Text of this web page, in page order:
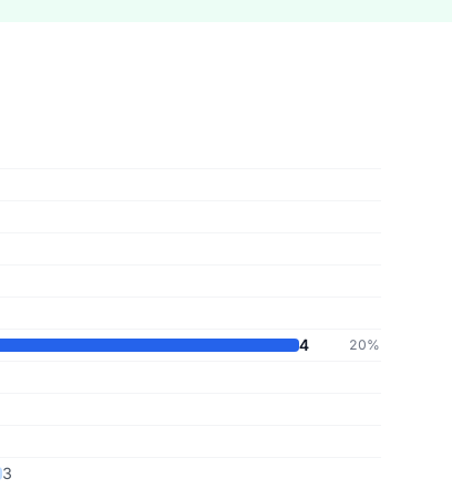
4 20%
3